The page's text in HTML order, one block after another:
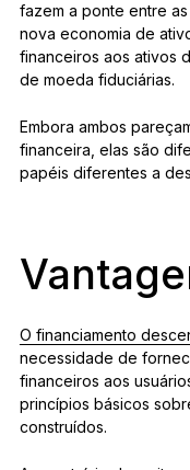
fazem a ponte entre
nova economia de
financeiros aos ativos
de moeda fiduciárias.
Embora ambos
financeira, elas são
papéis diferentes a
O financiamento
necessidade de
financeiros aos
princípios básicos
construídos.